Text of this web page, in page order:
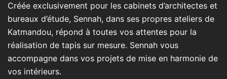
Créée exclusivement pour les cabinets d’architectes et
bureaux d’étude, Sennah, dans ses propres ateliers de
Katmandou, répond à toutes vos attentes pour la
réalisation de tapis sur mesure. Sennah vous
accompagne dans vos projets de mise en harmonie de
vos intérieurs.